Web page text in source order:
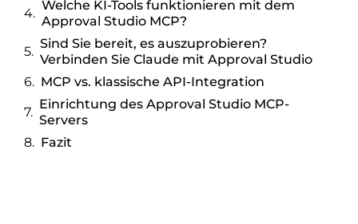
Welche KI-Tools funktionieren mit dem
Approval Studio MCP?
Sind Sie bereit, es auszuprobieren?
Verbinden Sie Claude mit Approval Studio
MCP vs. klassische API-Integration
Einrichtung des Approval Studio MCP-
Servers
Fazit